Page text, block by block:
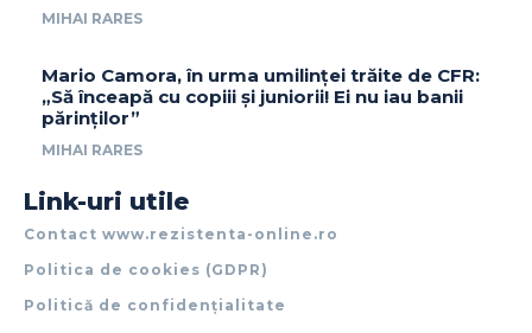
MIHAI RARES
Mario Camora, în urma umilinței trăite de CFR:
„Să înceapă cu copiii și juniorii! Ei nu iau banii
părinților”
MIHAI RARES
Link-uri utile
Contact www.rezistenta-online.ro
Politica de cookies (GDPR)
Politică de confidențialitate